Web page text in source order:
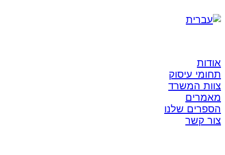
אודות
תחומי עיסוק
צוות המשרד
מאמרים
הספרים שלנו
צור קשר